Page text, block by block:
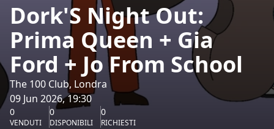
Dork'S Night Out:
Prima Queen + Gia
Ford + Jo From School
The 100 Club, Londra
09 Jun 2026, 19:30
0
VENDUTI
0
DISPONIBILI
0
RICHIESTI